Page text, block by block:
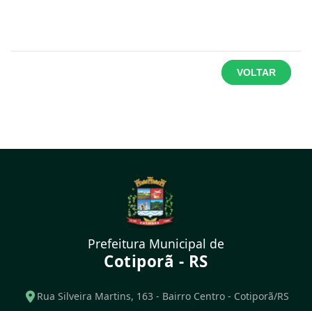
VOLTAR
Prefeitura Municipal de
Cotiporã - RS
Rua Silveira Martins, 163 - Bairro Centro - Cotiporã/RS